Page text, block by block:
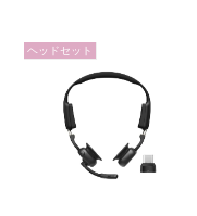
ヘッドセット